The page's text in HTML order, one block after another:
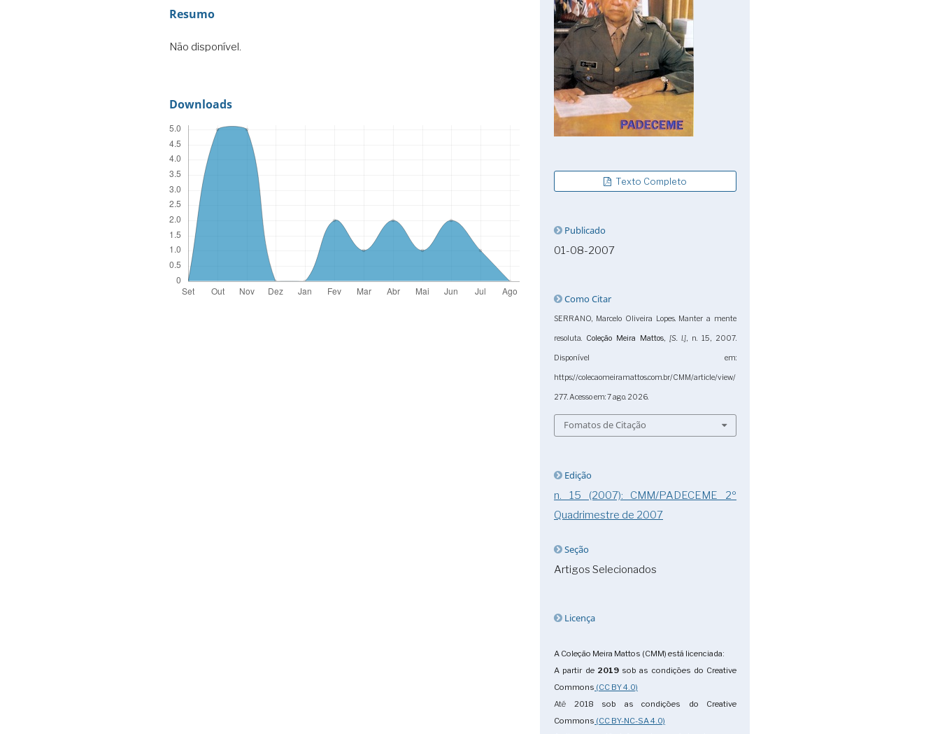
Resumo
Não disponível.
Downloads
Texto Completo
Publicado
01-08-2007
Como Citar
SERRANO, Marcelo Oliveira Lopes. Manter a mente
resoluta. Coleção Meira Mattos, [S. l.], n. 15, 2007.
Disponível em:
https://colecaomeiramattos.com.br/CMM/article/view/
277. Acesso em: 7 ago. 2026.
Fomatos de Citação
Edição
n. 15 (2007): CMM/PADECEME 2º
Quadrimestre de 2007
Seção
Artigos Selecionados
Licença
A Coleção Meira Mattos (CMM) está licenciada:
A partir de 2019sob as condições do Creative
Commons (CC BY 4.0)
Até 2018
sob as condições do Creative
Commons (CC BY-NC-SA 4.0)